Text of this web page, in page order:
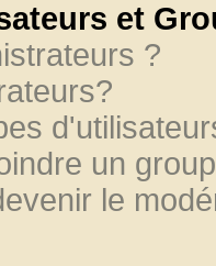
et
?
un
le